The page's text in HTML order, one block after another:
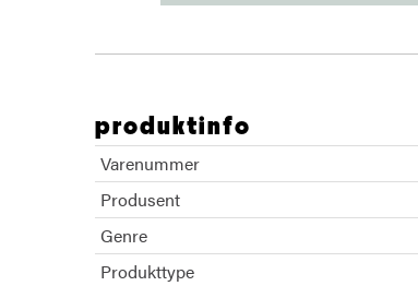
produktinfo
Varenummer
Produsent
Genre
Produkttype